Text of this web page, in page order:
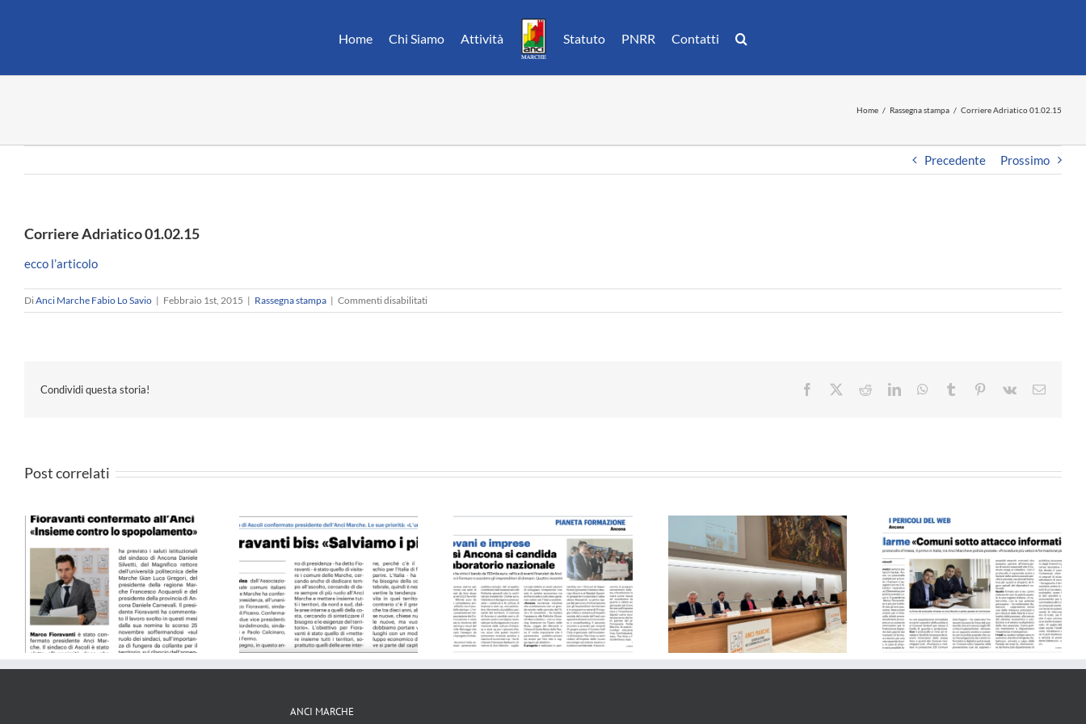
Home Chi Siamo Attività Statuto PNRR Contatti
Home Rassegna stampa Corriere Adriatico 01.02.15
Precedente Prossimo
Corriere Adriatico 01.02.15
ecco l’articolo
DiAnci Marche Fabio Lo Savio | Febbraio 1st, 2015 | Rassegna stampa | Commenti disabilitatisu
Corriere
Condividi questa storia! Facebook RedditLinkedInWhatsApp
Tumblr Pinterest
Vk Email
Post correlati
QN 10.09.24 Il Resto del Carlino – 25.05.24 Il Resto del Carlino 21.04.24 Il Resto del Carlino 30.03.24 Il Resto del Carlino 10.10.24
ANCI MARCHE